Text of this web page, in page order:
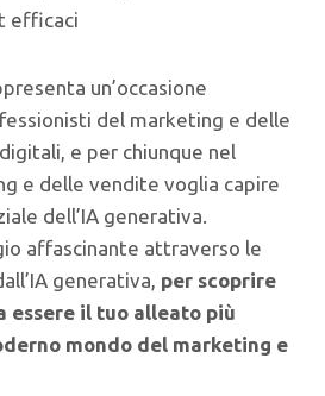
efficaci
un’occasione
del marketing e delle
e per chiunque nel
e delle vendite voglia capire
dell’IA generativa.
affascinante attraverso le
generativa, per scoprire
essere il tuo alleato più
mondo del marketing e